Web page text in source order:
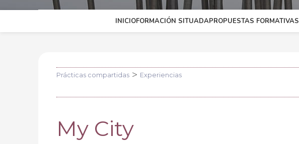
INICIOFORMACIÓN SITUADAPROPUESTAS FORMATIVAS
Prácticas compartidas> Experiencias
My City